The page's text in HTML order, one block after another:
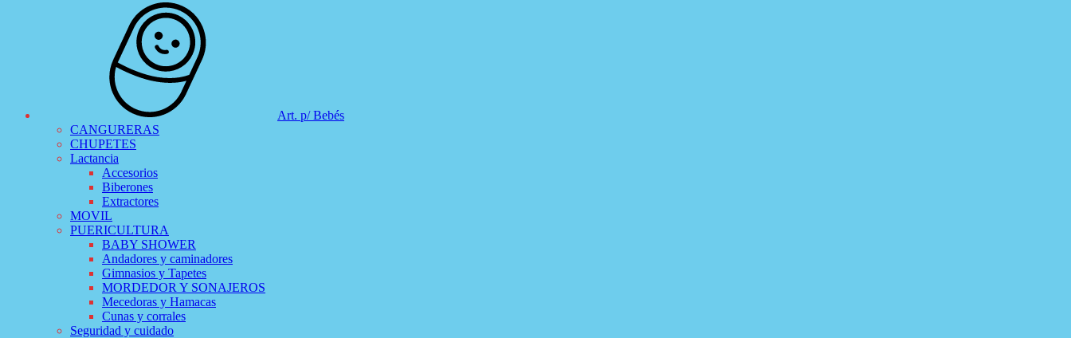
Art. p/ Bebés
CANGURERAS
CHUPETES
Lactancia
Accesorios
Biberones
Extractores
MOVIL
PUERICULTURA
BABY SHOWER
Andadores y caminadores
Gimnasios y Tapetes
MORDEDOR Y SONAJEROS
Mecedoras y Hamacas
Cunas y corrales
Seguridad y cuidado